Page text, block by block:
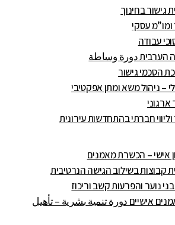
גישור בחינוך
ומו”מ עסקי
עבודה
הערבית دورة وساطة
הסכמי גישור
– ניהול משא ומתן אפקטיבי
ארגוני
חברתי בהתחדשות עירונית
אישי – הכשרת מאמנים
קבוצות בשילוב הגישה הנרטיבית
נוער והפרעות קשב וריכוז
אישיים دورة تنمية بشرية – تأهيل